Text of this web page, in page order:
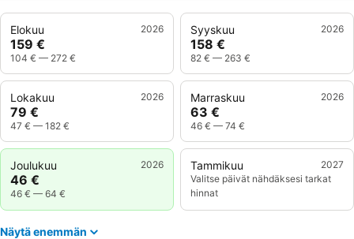
Elokuu 2026
159 €
104 € — 272 €
Syyskuu 2026
158 €
82 € — 263 €
Lokakuu 2026
79 €
47 € — 182 €
Marraskuu 2026
63 €
46 € — 74 €
Joulukuu 2026
46 €
46 € — 64 €
Tammikuu
2027
Valitse päivät nähdäksesi tarkat
hinnat
Näytä enemmän